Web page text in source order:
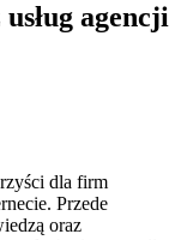
agencji
dla firm
Przede
oraz